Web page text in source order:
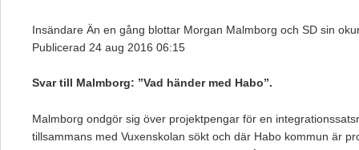
Insändare Än en gång blottar Morgan Malmborg och SD sin
Publicerad 24 aug 2016 06:15
Svar till Malmborg: ”Vad händer med Habo”.
Malmborg ondgör sig över projektpengar för en
tillsammans med Vuxenskolan sökt och där Habo kommun är